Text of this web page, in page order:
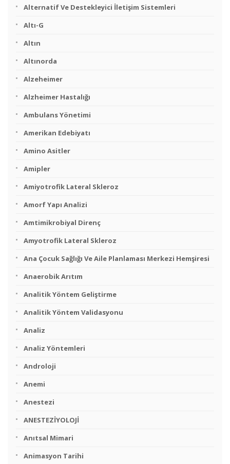
Alternatif Ve Destekleyici İletişim Sistemleri
Altı-G
Altın
Altınorda
Alzeheimer
Alzheimer Hastalığı
Ambulans Yönetimi
Amerikan Edebiyatı
Amino Asitler
Amipler
Amiyotrofik Lateral Skleroz
Amorf Yapı Analizi
Amtimikrobiyal Direnç
Amyotrofik Lateral Skleroz
Ana Çocuk Sağlığı Ve Aile Planlaması Merkezi Hemşiresi
Anaerobik Arıtım
Analitik Yöntem Geliştirme
Analitik Yöntem Validasyonu
Analiz
Analiz Yöntemleri
Androloji
Anemi
Anestezi
ANESTEZİYOLOJİ
Anıtsal Mimari
Animasyon Tarihi